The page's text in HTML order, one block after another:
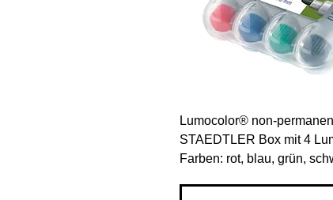
Lumocolor® non-
STAEDTLER Box mit 4
Farben: rot, blau, grün,